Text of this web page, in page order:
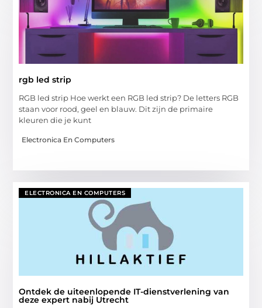
rgb led strip
RGB led strip Hoe werkt een RGB led strip? De letters RGB
staan voor rood, geel en blauw. Dit zijn de primaire
kleuren die je kunt
Electronica En Computers
ELECTRONICA EN COMPUTERS
Ontdek de uiteenlopende IT-dienstverlening van
deze expert nabij Utrecht